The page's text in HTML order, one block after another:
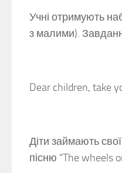
Учні отримують
з малими).
Dear children, take
Діти займають
пісню “The wheels